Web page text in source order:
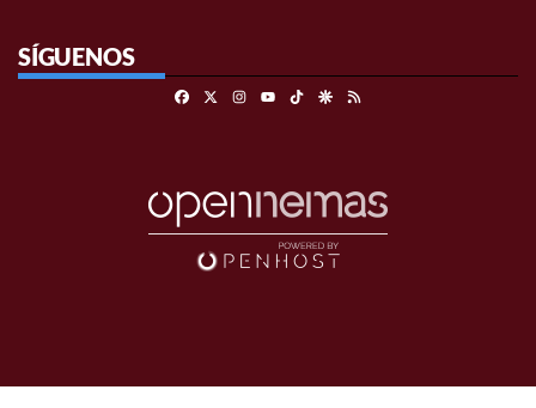
SÍGUENOS
FacebookInstagramTikTokGoogle Discover